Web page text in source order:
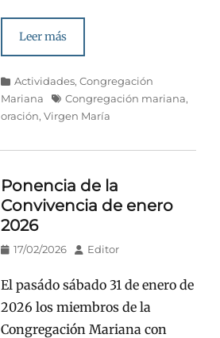
Leer más
Categorías
Actividades,Congregación
Mariana
Etiquetas
Congregación mariana,
oración,Virgen María
Ponencia de la
Convivencia de enero
2026
Publicado
17/02/2026 AutorEditor
El pasádo sábado 31 de enero de
2026 los miembros de la
Congregación Mariana con